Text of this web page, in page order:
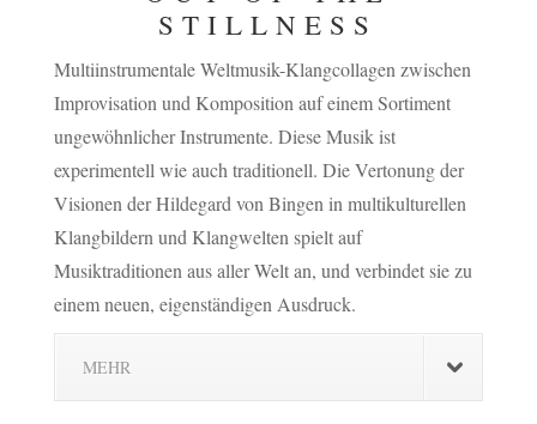
STILLNESS
Multiinstrumentale Weltmusik-Klangcollagen zwischen
Improvisation und Komposition auf einem Sortiment
ungewöhnlicher Instrumente. Diese Musik ist
experimentell wie auch traditionell. Die Vertonung der
Visionen der Hildegard von Bingen in multikulturellen
Klangbildern und Klangwelten spielt auf
Musiktraditionen aus aller Welt an, und verbindet sie zu
einem neuen, eigenständigen Ausdruck.
MEHR